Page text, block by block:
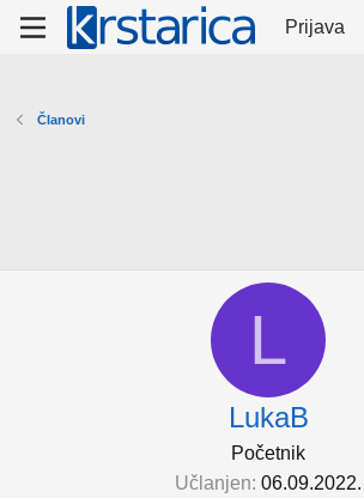
Prijava
Članovi
L
LukaB
Početnik
Učlanjen 06.09.2022.